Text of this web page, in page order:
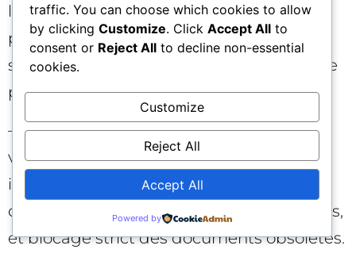
l’EMEA. Solution : champs “Disponibilité
par région” exposés dans le contenu et le
schéma, page des SLA locale, bannière de
portée géographique. ☁️🌍
– Santé : des indications réglementées
varient par pays. Solution : fiches
indications par marché avec références,
dates, propriétaires, mentions obligatoires,
et blocage strict des documents obsolètes.
traffic. You can choose which cookies to allow
by clicking Customize. Click Accept All to
consent or Reject All to decline non-essential
cookies.
Customize
Reject All
Accept All
Powered by